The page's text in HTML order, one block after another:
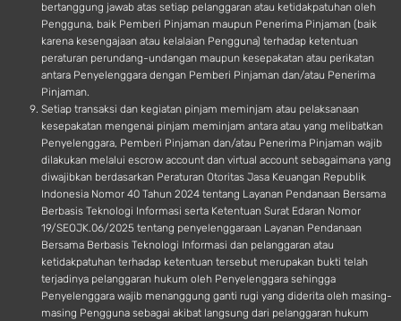
bertanggung jawab atas setiap pelanggaran atau ketidakpatuhan oleh
Pengguna, baik Pemberi Pinjaman maupun Penerima Pinjaman (baik
karena kesengajaan atau kelalaian Pengguna) terhadap ketentuan
peraturan perundang-undangan maupun kesepakatan atau perikatan
antara Penyelenggara dengan Pemberi Pinjaman dan/atau Penerima
Pinjaman.
Setiap transaksi dan kegiatan pinjam meminjam atau pelaksanaan
kesepakatan mengenai pinjam meminjam antara atau yang melibatkan
Penyelenggara, Pemberi Pinjaman dan/atau Penerima Pinjaman wajib
dilakukan melalui escrow account dan virtual account sebagaimana yang
diwajibkan berdasarkan Peraturan Otoritas Jasa Keuangan Republik
Indonesia Nomor 40 Tahun 2024 tentang Layanan Pendanaan Bersama
Berbasis Teknologi Informasi serta Ketentuan Surat Edaran Nomor
19/SEOJK.06/2025 tentang penyelenggaraan Layanan Pendanaan
Bersama Berbasis Teknologi Informasi dan pelanggaran atau
ketidakpatuhan terhadap ketentuan tersebut merupakan bukti telah
terjadinya pelanggaran hukum oleh Penyelenggara sehingga
Penyelenggara wajib menanggung ganti rugi yang diderita oleh masing-
masing Pengguna sebagai akibat langsung dari pelanggaran hukum